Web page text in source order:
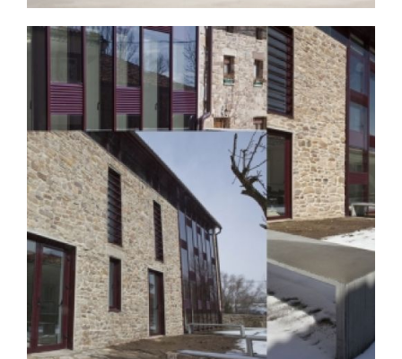
Proyectos de
arquitectura Valladolid
Broaden